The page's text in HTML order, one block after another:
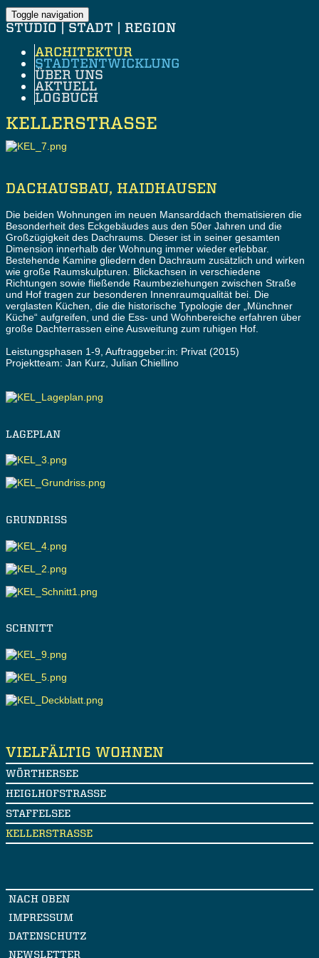
Toggle navigation
STUDIO | STADT | REGION
ARCHITEKTUR
STADTENTWICKLUNG
ÜBER UNS
AKTUELL
LOGBUCH
KELLERSTRASSE
DACHAUSBAU, HAIDHAUSEN
Die beiden Wohnungen im neuen Mansarddach thematisieren die
Besonderheit des Eckgebäudes aus den 50er Jahren und die
Großzügigkeit des Dachraums. Dieser ist in seiner gesamten
Dimension innerhalb der Wohnung immer wieder erlebbar.
Bestehende Kamine gliedern den Dachraum zusätzlich und wirken
wie große Raumskulpturen. Blickachsen in verschiedene
Richtungen sowie fließende Raumbeziehungen zwischen Straße
und Hof tragen zur besonderen Innenraumqualität bei. Die
verglasten Küchen, die die historische Typologie der „Münchner
Küche“ aufgreifen, und die Ess- und Wohnbereiche erfahren über
große Dachterrassen eine Ausweitung zum ruhigen Hof.
Leistungsphasen 1-9, Auftraggeber:in: Privat (2015)
Projektteam: Jan Kurz, Julian Chiellino
LAGEPLAN
GRUNDRISS
SCHNITT
VIELFÄLTIG WOHNEN
WÖRTHERSEE
HEIGLHOFSTRASSE
STAFFELSEE
KELLERSTRASSE
NACH OBEN
IMPRESSUM
DATENSCHUTZ
NEWSLETTER